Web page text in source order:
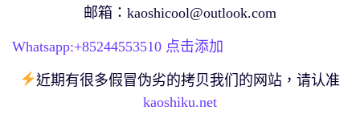
邮箱： kaoshicool@outlook.com
Whatsapp:+85244553510 点击添加
近期有很多假冒伪劣的拷贝我们的网站，请认准
kaoshiku.net